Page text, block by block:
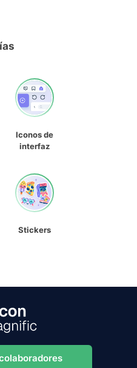
Iconos de
interfaz
Stickers